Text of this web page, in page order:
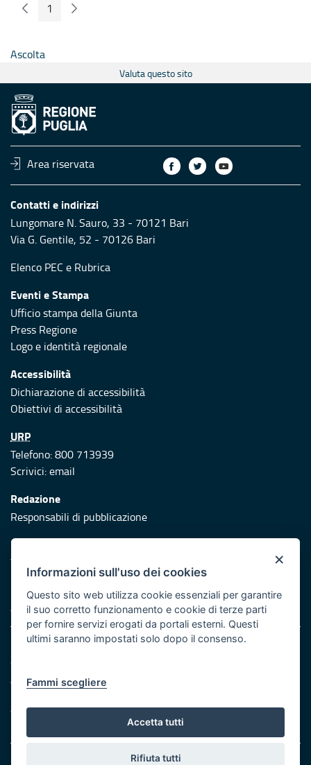
Pagina Precedente
Pagina
1 Pagina Seguente
Ascolta
Valuta questo sito
Area riservata
Contatti e indirizzi
Lungomare N. Sauro, 33 - 70121 Bari
Via G. Gentile, 52 - 70126 Bari
Elenco PEC e Rubrica
Eventi e Stampa
Ufficio stampa della Giunta
Press Regione
Logo e identità regionale
Accessibilità
Dichiarazione di accessibilità
Obiettivi di accessibilità
URP
Telefono: 800 713939
Scrivici:email
Redazione
Responsabili di pubblicazione
Protezione civile
Vai al sito di Protezione Civile Puglia
Iniziativa finanziata con risorse del POR Puglia 2014/2020 -
Asse XI
Note legali
Cookie e privacy
Atti di notifica
Servizi Intranet
×
Informazioni sull'uso dei cookies
Questo sito web utilizza cookie essenziali per garantire
il suo corretto funzionamento e cookie di terze parti
per fornire servizi erogati da portali esterni. Questi
ultimi saranno impostati solo dopo il consenso.
Fammi scegliere
Accetta tutti
Rifiuta tutti